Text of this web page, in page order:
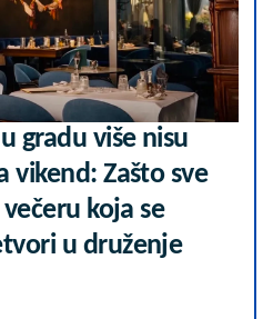
gradu više nisu
vikend: Zašto sve
koja se
u druženje